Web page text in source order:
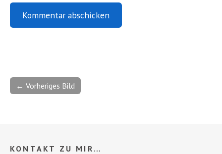
← Vorheriges Bild
KONTAKT ZU MIR…